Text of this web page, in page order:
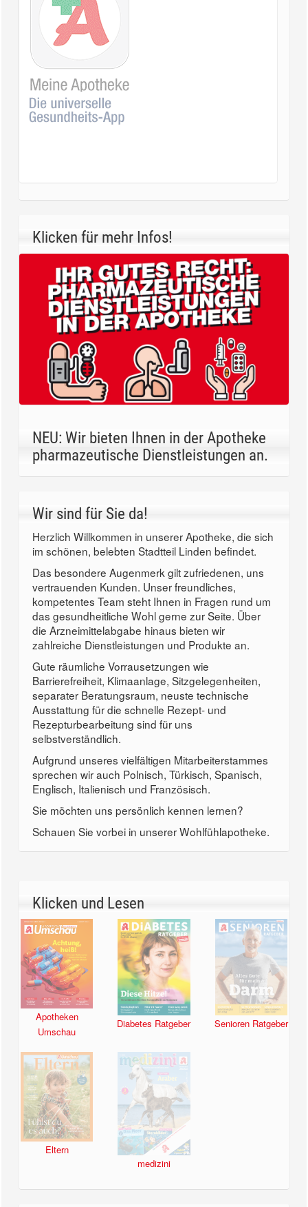
Klicken für mehr Infos!
NEU: Wir bieten Ihnen in der Apotheke
pharmazeutische Dienstleistungen an.
Wir sind für Sie da!
Herzlich Willkommen in unserer Apotheke, die sich
im schönen, belebten Stadtteil Linden befindet.
Das besondere Augenmerk gilt zufriedenen, uns
vertrauenden Kunden. Unser freundliches,
kompetentes Team steht Ihnen in Fragen rund um
das gesundheitliche Wohl gerne zur Seite. Über
die Arzneimittelabgabe hinaus bieten wir
zahlreiche Dienstleistungen und Produkte an.
Gute räumliche Vorrausetzungen wie
Barrierefreiheit, Klimaanlage, Sitzgelegenheiten,
separater Beratungsraum, neuste technische
Ausstattung für die schnelle Rezept- und
Rezepturbearbeitung sind für uns
selbstverständlich.
Aufgrund unseres vielfältigen Mitarbeiterstammes
sprechen wir auch Polnisch, Türkisch, Spanisch,
Englisch, Italienisch und Französisch.
Sie möchten uns persönlich kennen lernen?
Schauen Sie vorbei in unserer Wohlfühlapotheke.
Klicken und Lesen
Apotheken
Umschau
Diabetes Ratgeber Senioren Ratgeber
Eltern
medizini